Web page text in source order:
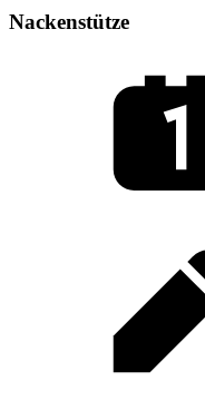
Nackenstütze